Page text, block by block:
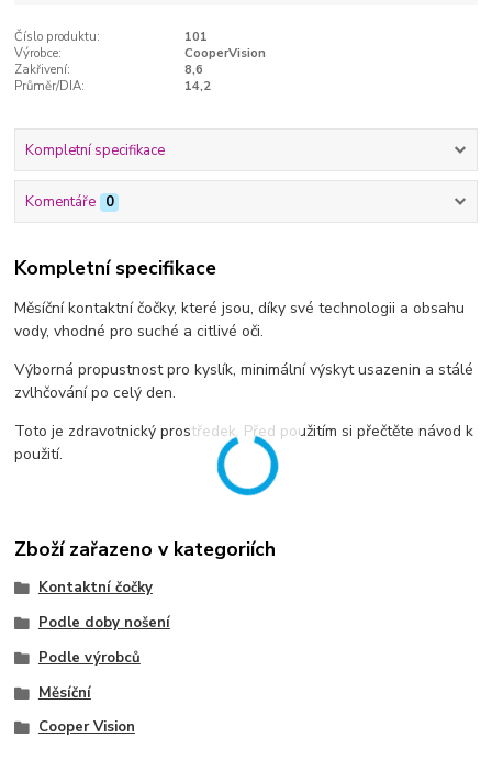
Číslo produktu:
101
Výrobce:
CooperVision
Zakřivení:
8,6
Průměr/DIA:
14,2
Kompletní specifikace
Komentáře 0
Kompletní specifikace
Měsíční kontaktní čočky, které jsou, díky své technologii a obsahu
vody, vhodné pro suché a citlivé oči.
Výborná propustnost pro kyslík, minimální výskyt usazenin a stálé
zvlhčování po celý den.
Toto je zdravotnický prostředek. Před použitím si přečtěte návod k
použití.
Zboží zařazeno v kategoriích
Kontaktní čočky
Podle doby nošení
Podle výrobců
Měsíční
Cooper Vision